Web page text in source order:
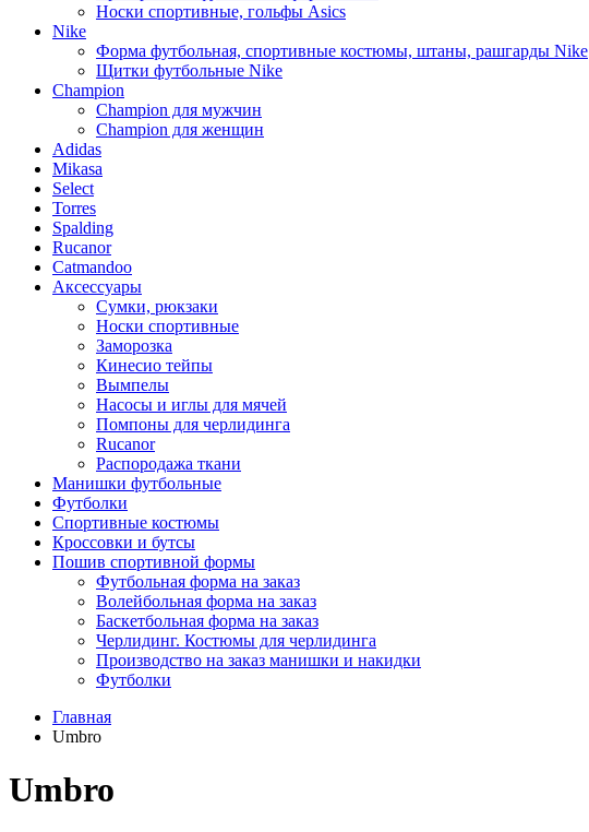
Носки спортивные, гольфы Asics
Nike
Форма футбольная, спортивные костюмы, штаны, рашгарды Nike
Щитки футбольные Nike
Champion
Champion для мужчин
Champion для женщин
Adidas
Mikasa
Select
Torres
Spalding
Rucanor
Catmandoo
Аксессуары
Сумки, рюкзаки
Носки спортивные
Заморозка
Кинесио тейпы
Вымпелы
Насосы и иглы для мячей
Помпоны для черлидинга
Rucanor
Распородажа ткани
Манишки футбольные
Футболки
Спортивные костюмы
Кроссовки и бутсы
Пошив спортивной формы
Футбольная форма на заказ
Волейбольная форма на заказ
Баскетбольная форма на заказ
Черлидинг. Костюмы для черлидинга
Производство на заказ манишки и накидки
Футболки
Главная
Umbro
Umbro